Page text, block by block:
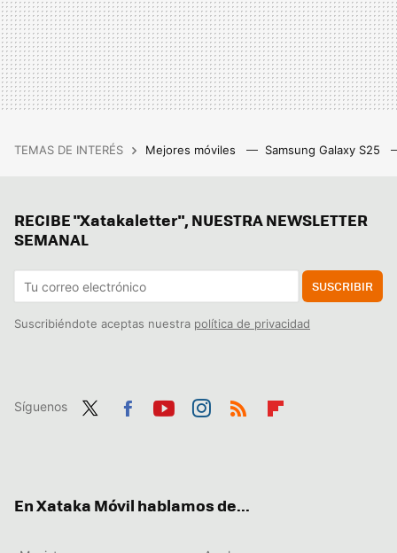
TEMAS DE INTERÉS Mejores móviles Samsung Galaxy S25
RECIBE "Xatakaletter", NUESTRA NEWSLETTER
SEMANAL
SUSCRIBIR
Suscribiéndote aceptas nuestra política de privacidad
Síguenos
En Xataka Móvil hablamos de...